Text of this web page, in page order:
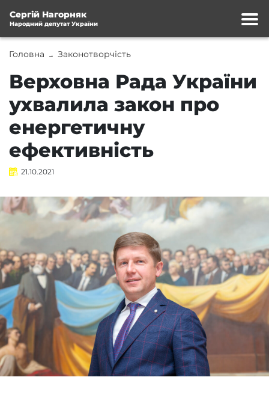
Сергій Нагорняк
Народний депутат України
Головна → Законотворчість
Верховна Рада України
ухвалила закон про
енергетичну
ефективність
21.10.2021